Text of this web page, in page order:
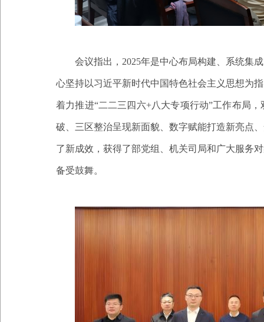
会议指出， 2025年是中心布局构建、系统集
心坚持以习近平新时代中国特色社会主义思想为
着力推进“二二三四六+八大专项行动”工作布局
破、三区整治呈现新面貌、数字赋能打造新亮点
了新成效，获得了部党组、机关司局和广大服务
备受鼓舞。